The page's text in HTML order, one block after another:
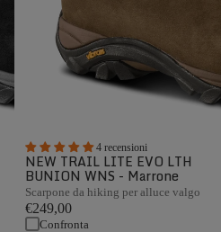
4 recensioni
NEW TRAIL LITE EVO LTH
BUNION WNS - Marrone
Scarpone da hiking per alluce valgo
€249,00
Confronta